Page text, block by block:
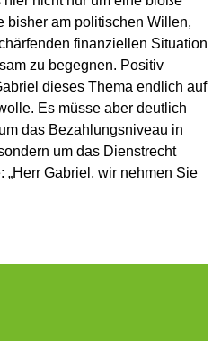
bisher am politischen Willen,
finanziellen Situation
zu begegnen. Positiv
dieses Thema endlich auf
Es müsse aber deutlich
das Bezahlungsniveau in
um das Dienstrecht
„Herr Gabriel, wir nehmen Sie